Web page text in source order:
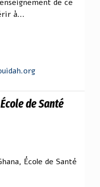
de ce
à...
de Santé
École de Santé